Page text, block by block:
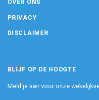
OVER ONS
PRIVACY
DISCLAIMER
BLIJF OP DE HOOGTE
Meld je aan voor onze